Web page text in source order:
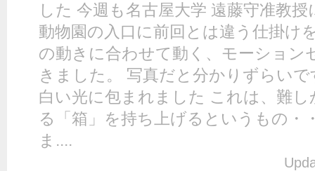
した 今週も名古屋大学 遠藤守准教
動物園の入口に前回とは違う仕掛け
の動きに合わせて動く、モーション
きました。 写真だと分かりずらい
白い光に包まれました これは、難
る「箱」を持ち上げるというもの・
ま....